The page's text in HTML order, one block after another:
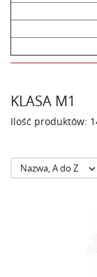
KLASA M1
Ilość produktów:
Nazwa, A do Z 